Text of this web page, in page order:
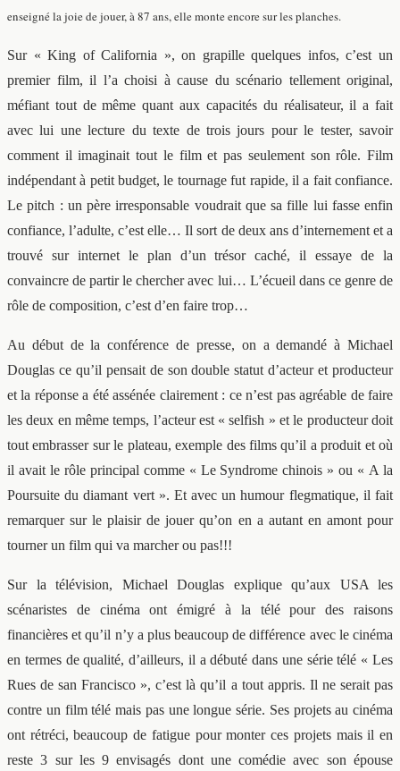
enseigné la joie de jouer, à 87 ans, elle monte encore sur les planches.
Sur « King of California », on grapille quelques infos, c’est un
premier film, il l’a choisi à cause du scénario tellement original,
méfiant tout de même quant aux capacités du réalisateur, il a fait
avec lui une lecture du texte de trois jours pour le tester, savoir
comment il imaginait tout le film et pas seulement son rôle. Film
indépendant à petit budget, le tournage fut rapide, il a fait confiance.
Le pitch : un père irresponsable voudrait que sa fille lui fasse enfin
confiance, l’adulte, c’est elle… Il sort de deux ans d’internement et a
trouvé sur internet le plan d’un trésor caché, il essaye de la
convaincre de partir le chercher avec lui… L’écueil dans ce genre de
rôle de composition, c’est d’en faire trop…
Au début de la conférence de presse, on a demandé à Michael
Douglas ce qu’il pensait de son double statut d’acteur et producteur
et la réponse a été assénée clairement : ce n’est pas agréable de faire
les deux en même temps, l’acteur est « selfish » et le producteur doit
tout embrasser sur le plateau, exemple des films qu’il a produit et où
il avait le rôle principal comme « Le Syndrome chinois » ou « A la
Poursuite du diamant vert ». Et avec un humour flegmatique, il fait
remarquer sur le plaisir de jouer qu’on en a autant en amont pour
tourner un film qui va marcher ou pas!!!
Sur la télévision, Michael Douglas explique qu’aux USA les
scénaristes de cinéma ont émigré à la télé pour des raisons
financières et qu’il n’y a plus beaucoup de différence avec le cinéma
en termes de qualité, d’ailleurs, il a débuté dans une série télé « Les
Rues de san Francisco », c’est là qu’il a tout appris. Il ne serait pas
contre un film télé mais pas une longue série. Ses projets au cinéma
ont rétréci, beaucoup de fatigue pour monter ces projets mais il en
reste 3 sur les 9 envisagés dont une comédie avec son épouse